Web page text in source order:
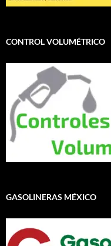
CONTROL VOLUMÉTRICO
GASOLINERAS MÉXICO